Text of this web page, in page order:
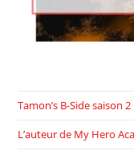
Tamon’s B-Side saison 2
L’auteur de My Hero